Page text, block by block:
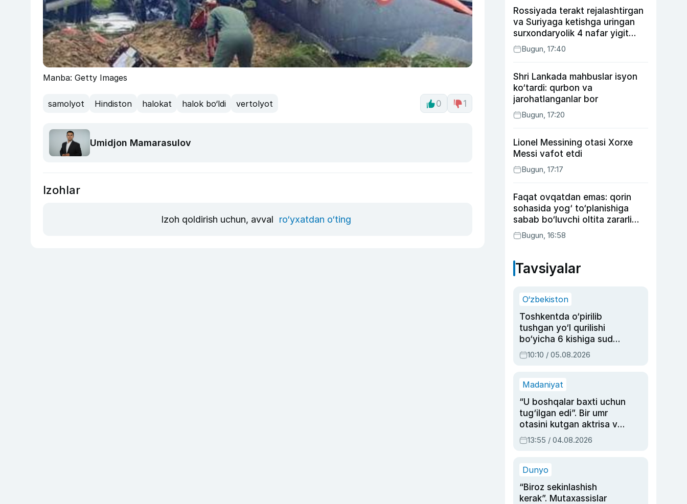
Manba: Getty Images
samolyot Hindiston halokat halok bo‘ldi vertolyot 0 1
Umidjon Mamarasulov
Izohlar
Izoh qoldirish uchun, avval ro‘yxatdan o‘ting
Rossiyada terakt rejalashtirgan
va Suriyaga ketishga uringan
surxondaryolik 4 nafar yigit
qamaldi
Bugun, 17:40
Shri Lankada mahbuslar isyon
ko‘tardi: qurbon va
jarohatlanganlar bor
Bugun, 17:20
Lionel Messining otasi Xorxe
Messi vafot etdi
Bugun, 17:17
Faqat ovqatdan emas: qorin
sohasida yog‘ to‘planishiga
sabab bo‘luvchi oltita zararli
odatBugun, 16:58
Tavsiyalar
O‘zbekiston
Toshkentda o‘pirilib
tushgan yo‘l qurilishi
bo‘yicha 6 kishiga sud
hukmi o‘qildi
10:10 / 05.08.2026
Madaniyat
“U boshqalar baxti uchun
tug‘ilgan edi”. Bir umr
otasini kutgan aktrisa va
dublyaj ustasi Rimma
Ahmedovaning
13:55 / 04.08.2026
Dunyo
“Biroz sekinlashish
kerak”. Mutaxassislar